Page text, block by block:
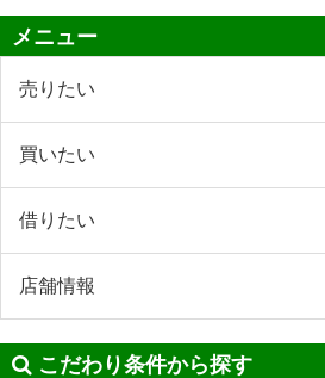
メニュー
売りたい
買いたい
借りたい
店舗情報
こだわり条件から探す